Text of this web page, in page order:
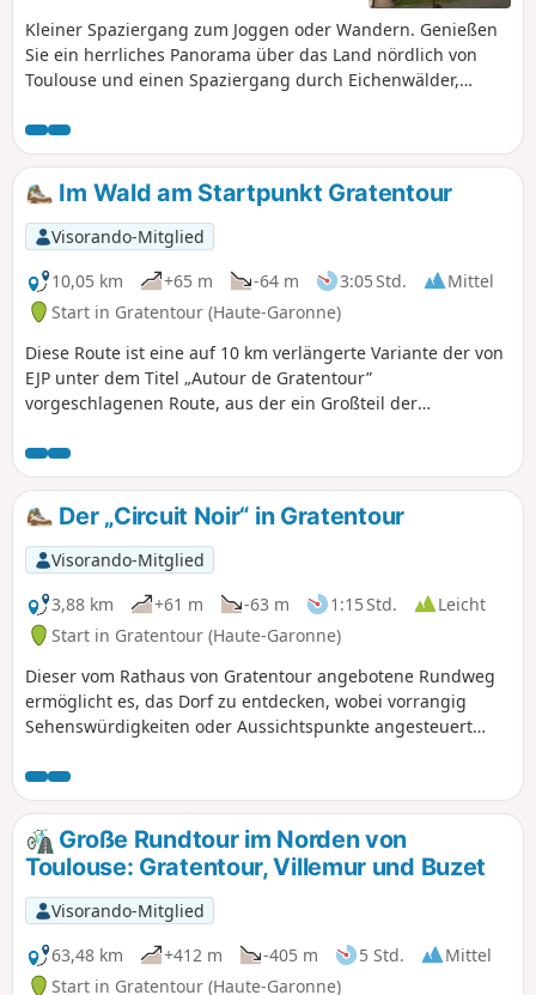
Kleiner Spaziergang zum Joggen oder Wandern. Genießen
Sie ein herrliches Panorama über das Land nördlich von
Toulouse und einen Spaziergang durch Eichenwälder,
Im Wald am Startpunkt Gratentour
Visorando-Mitglied
10,05 km
+65 m -64 m 3:05 Std.
Mittel
Start in Gratentour (Haute-Garonne)
Diese Route ist eine auf 10 km verlängerte Variante der von
EJP unter dem Titel „Autour de Gratentour”
vorgeschlagenen Route, aus der ein Großteil der
Der „Circuit Noir“ in Gratentour
Visorando-Mitglied
3,88 km
+61 m -63 m 1:15 Std.
Leicht
Start in Gratentour (Haute-Garonne)
Dieser vom Rathaus von Gratentour angebotene Rundweg
ermöglicht es, das Dorf zu entdecken, wobei vorrangig
Sehenswürdigkeiten oder Aussichtspunkte angesteuert
ist durch hölzerne Wegweiser mit schwarzer Beschriftung
gekennzeichnet. Drei weitere Rundwege (Rot 3,5 km, Violett
3 km und Grün 5 km) stehen zur Auswahl. Sie sind auf der
Tafel am Startpunkt des Rundwegs an der Place de la Mairie
dargestellt, wo im Rathaus Karten und Beschreibungen
erhältlich sind.
Große Rundtour im Norden von
Toulouse: Gratentour, Villemur und Buzet
Visorando-Mitglied
63,48 km
+412 m -405 m 5 Std.
Mittel
Start in Gratentour (Haute-Garonne)